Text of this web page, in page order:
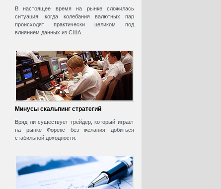
В настоящее время на рынке сложилась
ситуация, когда колебания валютных пар
происходят практически целиком под
влиянием данных из США.
Минусы скальпинг стратегий
Вряд ли существует трейдер, который играет
на рынке Форекс без желания добиться
стабильной доходности.